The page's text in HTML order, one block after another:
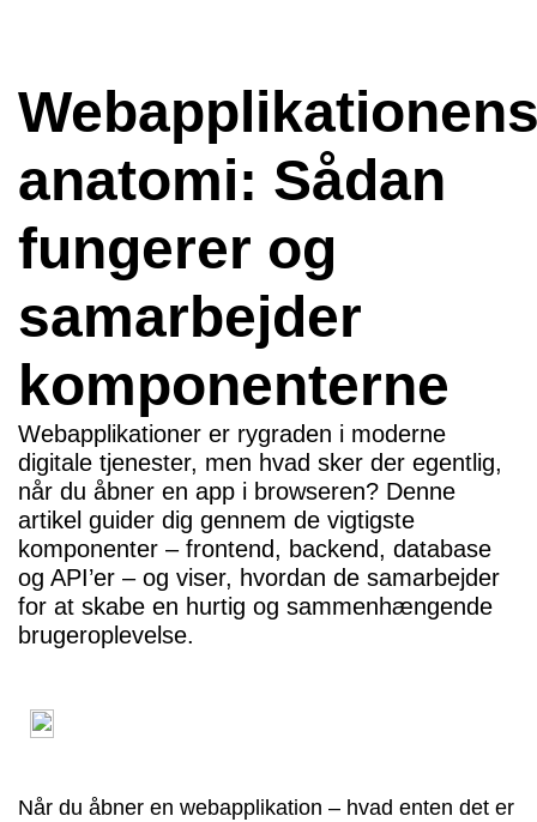
anatomi: Sådan
fungerer og
samarbejder
komponenterne
Webapplikationer er rygraden i moderne
digitale tjenester, men hvad sker der egentlig,
når du åbner en app i browseren? Denne
artikel guider dig gennem de vigtigste
komponenter – frontend, backend, database
og API’er – og viser, hvordan de samarbejder
for at skabe en hurtig og sammenhængende
brugeroplevelse.
Når du åbner en webapplikation – hvad enten det er